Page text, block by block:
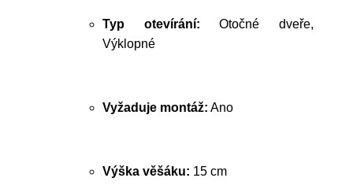
Typ otevírání: Otočné dveře,
Výklopné
Vyžaduje montáž: Ano
Výška věšáku: 15 cm